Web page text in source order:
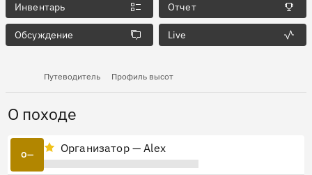
Инвентарь Отчет
Обсуждение Live
Путеводитель Профиль высот
О походе
О— Организатор — Alex